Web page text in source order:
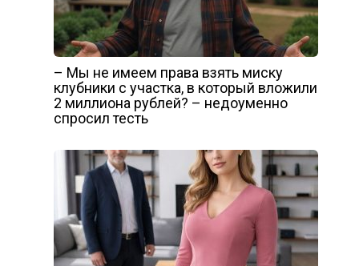
– Мы не имеем права взять миску
клубники с участка, в который вложили
2 миллиона рублей? – недоуменно
спросил тесть